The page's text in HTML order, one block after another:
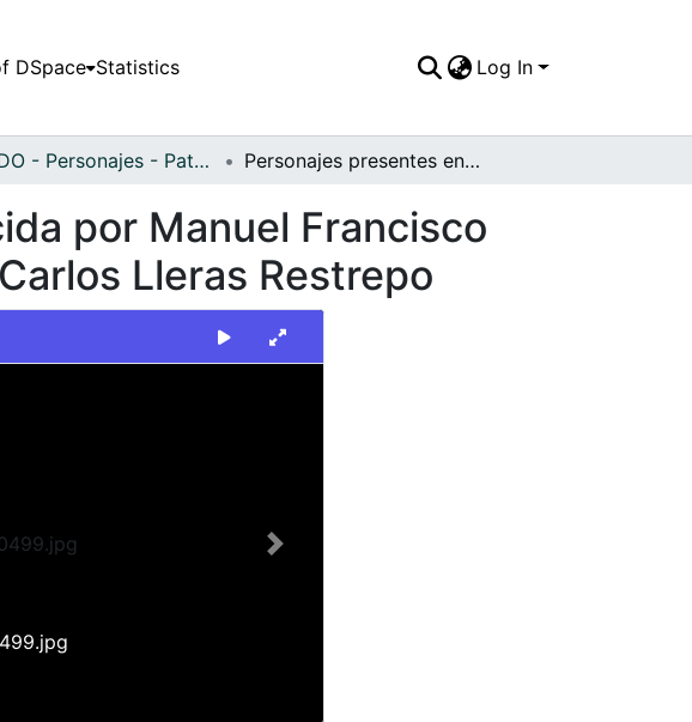
DSpace Statistics Log In
FFDO - Personajes - Patrimonial Personajes presentes en la comida ofrecida por Manuel Francisco Becerra, gobernador del Valle, al doctor Carlos Lleras Restrepo
por Manuel Francisco
Lleras Restrepo
Next